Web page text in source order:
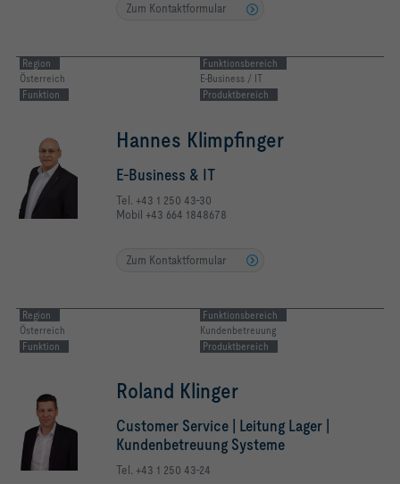
Zum Kontaktformular
Region
Österreich
Funktionsbereich
E-Business / IT
Funktion
Produktbereich
Hannes Klimpfinger
E-Business & IT
Tel. +43 1 250 43-30
Mobil +43 664 1848678
Zum Kontaktformular
Region
Österreich
Funktionsbereich
Kundenbetreuung
Funktion
Produktbereich
Roland Klinger
Customer Service | Leitung Lager |
Kundenbetreuung Systeme
Tel. +43 1 250 43-24